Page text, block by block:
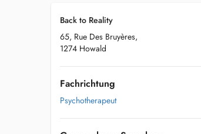
Back to Reality
65, Rue Des Bruyères,
1274 Howald
Fachrichtung
Psychotherapeut